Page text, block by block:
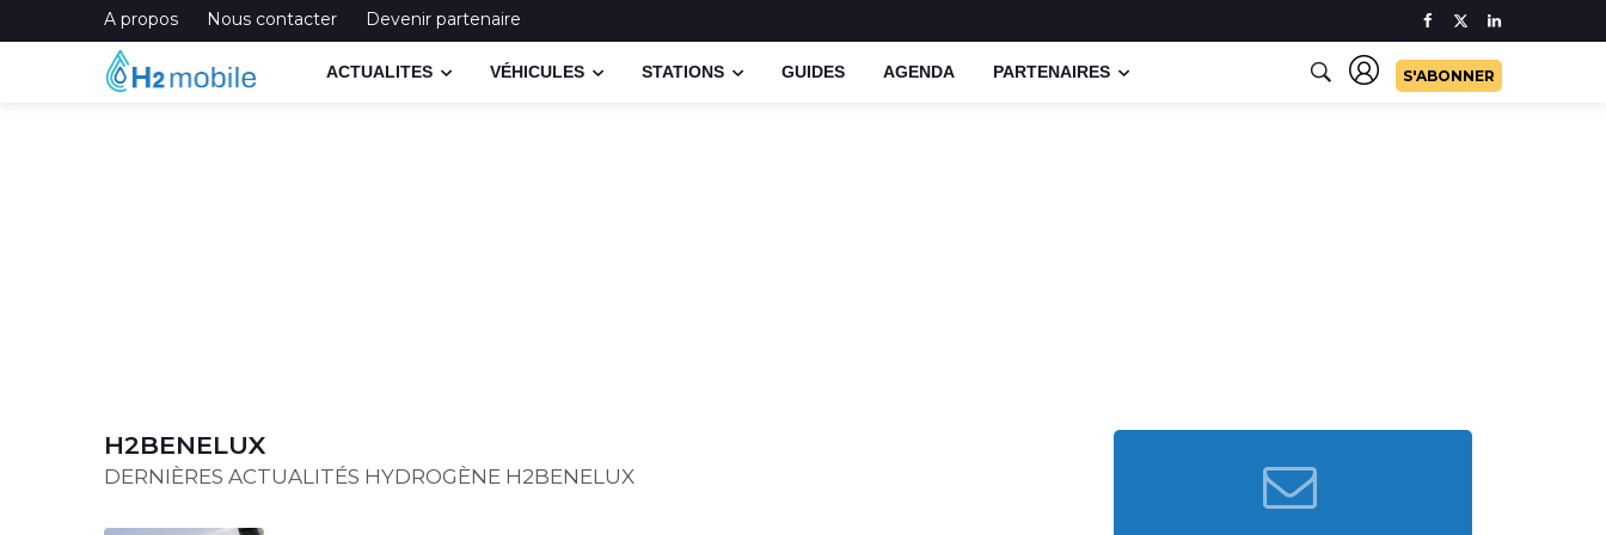
A propos Nous contacter Devenir partenaire
ACTUALITES VÉHICULES STATIONS GUIDES AGENDA PARTENAIRES S'ABONNER
H2BENELUX
DERNIÈRES ACTUALITÉS HYDROGÈNE H2BENELUX